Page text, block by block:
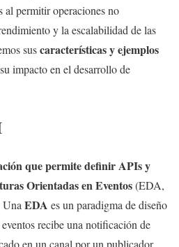
al permitir operaciones no
y la escalabilidad de las
suscaracterísticas y ejemplos
impacto en el desarrollo de
que permite definir APIs y
Orientadas en Eventos(EDA,
Una EDA es un paradigma de diseño
recibe una notificación de
en un canal por un publicador